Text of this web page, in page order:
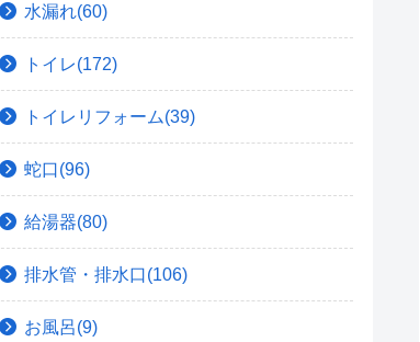
水漏れ(60)
トイレ(172)
トイレリフォーム(39)
蛇口(96)
給湯器(80)
排水管・排水口(106)
お風呂(9)